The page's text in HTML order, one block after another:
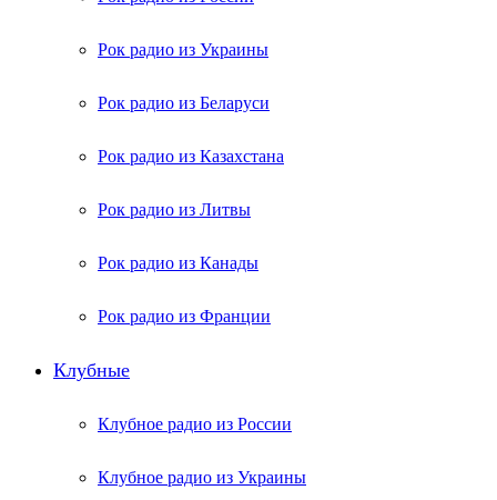
Рок радио из Украины
Рок радио из Беларуси
Рок радио из Казахстана
Рок радио из Литвы
Рок радио из Канады
Рок радио из Франции
Клубные
Клубное радио из России
Клубное радио из Украины